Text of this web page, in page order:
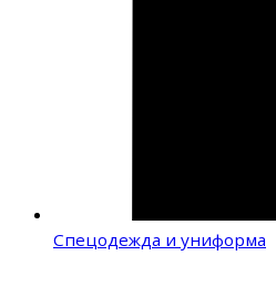
Спецодежда и униформа